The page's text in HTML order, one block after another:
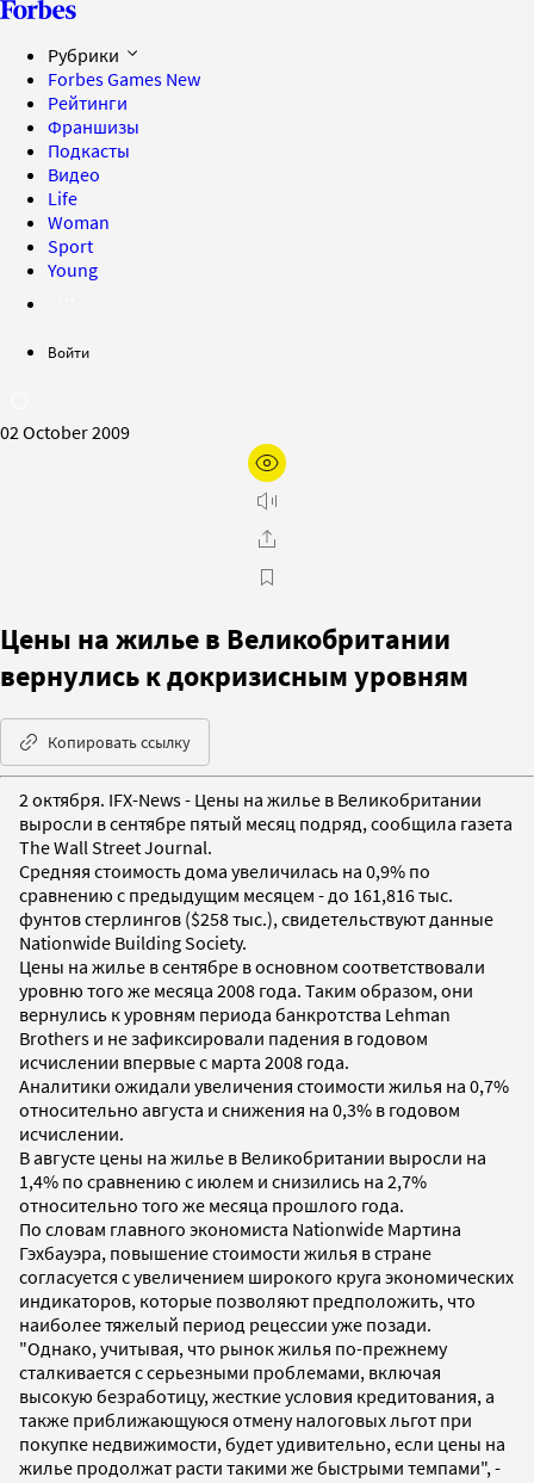
Рубрики
Forbes Games New
Рейтинги
Франшизы
Подкасты
Видео
Life
Woman
Sport
Young
Войти
02 October 2009
Цены на жилье в Великобритании
вернулись к докризисным уровням
Копировать ссылку
2 октября. IFX-News - Цены на жилье в Великобритании
выросли в сентябре пятый месяц подряд, сообщила газета
The Wall Street Journal.
Средняя стоимость дома увеличилась на 0,9% по
сравнению с предыдущим месяцем - до 161,816 тыс.
фунтов стерлингов ($258 тыс.), свидетельствуют данные
Nationwide Building Society.
Цены на жилье в сентябре в основном соответствовали
уровню того же месяца 2008 года. Таким образом, они
вернулись к уровням периода банкротства Lehman
Brothers и не зафиксировали падения в годовом
исчислении впервые с марта 2008 года.
Аналитики ожидали увеличения стоимости жилья на 0,7%
относительно августа и снижения на 0,3% в годовом
исчислении.
В августе цены на жилье в Великобритании выросли на
1,4% по сравнению с июлем и снизились на 2,7%
относительно того же месяца прошлого года.
По словам главного экономиста Nationwide Мартина
Гэхбауэра, повышение стоимости жилья в стране
согласуется с увеличением широкого круга экономических
индикаторов, которые позволяют предположить, что
наиболее тяжелый период рецессии уже позади.
"Однако, учитывая, что рынок жилья по-прежнему
сталкивается с серьезными проблемами, включая
высокую безработицу, жесткие условия кредитования, а
также приближающуюся отмену налоговых льгот при
покупке недвижимости, будет удивительно, если цены на
жилье продолжат расти такими же быстрыми темпами", -